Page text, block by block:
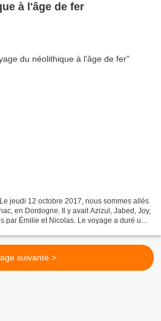
à l'âge de fer
jeudi 12 octobre 2017, nous sommes allés
en Dordogne. Il y avait Azizul, Jabed, Joy,
par Émilie et Nicolas. Le voyage a duré un
suivante >